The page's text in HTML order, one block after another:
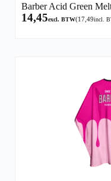
Barber Acid Green
14,45excl. BTW(17,49incl.